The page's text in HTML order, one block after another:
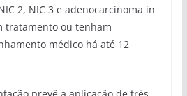
2, NIC 3 e adenocarcinoma in
tratamento ou tenham
médico há até 12